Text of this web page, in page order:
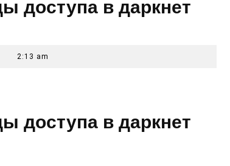
доступа в даркнет
2:13 am
доступа в даркнет